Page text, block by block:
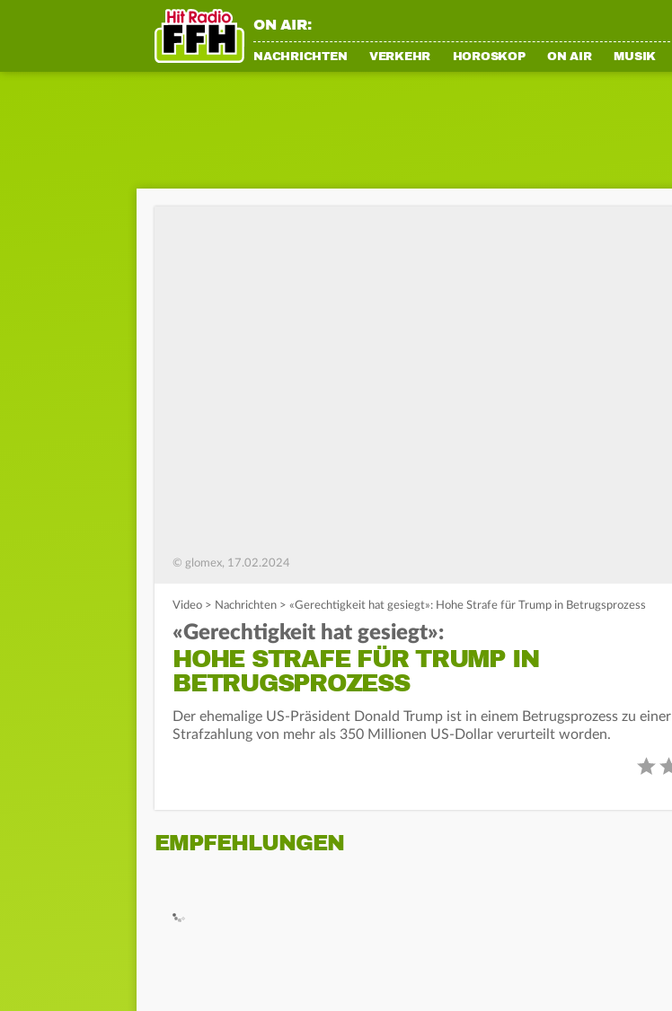
ON AIR:
NACHRICHTEN VERKEHR HOROSKOP ON AIR MUSIK
© glomex, 17.02.2024
Video > Nachrichten > «Gerechtigkeit hat gesiegt»: Hohe Strafe für Trump in Betrugsprozess
«Gerechtigkeit hat gesiegt»:
HOHE STRAFE FÜR TRUMP IN
BETRUGSPROZESS
Der ehemalige US-Präsident Donald Trump ist in einem Betrugsprozess zu einer
Strafzahlung von mehr als 350 Millionen US-Dollar verurteilt worden.
EMPFEHLUNGEN